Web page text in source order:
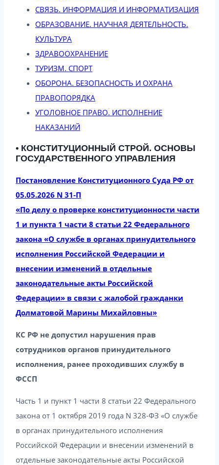
СВЯЗЬ. ИНФОРМАЦИЯ И ИНФОРМАТИЗАЦИЯ
ОБРАЗОВАНИЕ. НАУЧНАЯ ДЕЯТЕЛЬНОСТЬ.
КУЛЬТУРА
ЗДРАВООХРАНЕНИЕ
ТУРИЗМ. СПОРТ
ОБОРОНА. БЕЗОПАСНОСТЬ И ОХРАНА
ПРАВОПОРЯДКА
УГОЛОВНОЕ ПРАВО. ИСПОЛНЕНИЕ
НАКАЗАНИЙ
• КОНСТИТУЦИОННЫЙ СТРОЙ. ОСНОВЫ
ГОСУДАРСТВЕННОГО УПРАВЛЕНИЯ
Постановление Конституционного Суда РФ от
05.05.2026 N 31-П
«По делу о проверке конституционности части
1 и пункта 1 части 8 статьи 22 Федерального
закона «О службе в органах принудительного
исполнения Российской Федерации и
внесении изменений в отдельные
законодательные акты Российской
Федерации» в связи с жалобой гражданки
Долматовой Марины Михайловны»
КС РФ не допустил нарушения прав
сотрудников органов принудительного
исполнения, ранее проходивших службу в
ФССП
Часть 1 и пункт 1 части 8 статьи 22 Федерального
закона от 1 октября 2019 года N 328-ФЗ «О службе
в органах принудительного исполнения
Российской Федерации и внесении изменений в
отдельные законодательные акты Российской